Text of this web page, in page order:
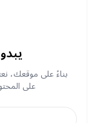
يبدو
بناءً على موقعك،
على المحتوى